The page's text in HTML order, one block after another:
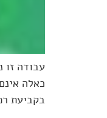
עבודה
כאלה
בקביעת